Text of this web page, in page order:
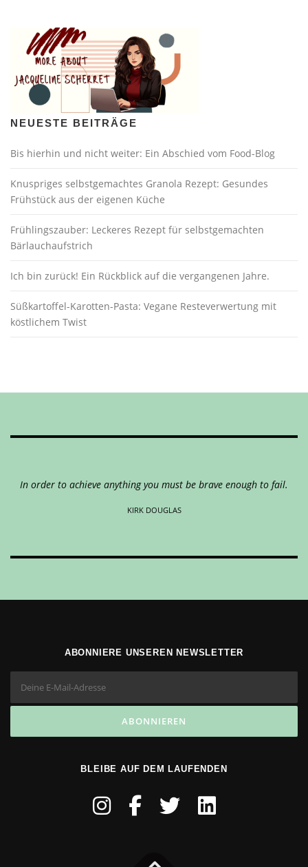
NEUESTE BEITRÄGE
Bis hierhin und nicht weiter: Ein Abschied vom Food-Blog
Knuspriges selbstgemachtes Granola Rezept: Gesundes
Frühstück aus der eigenen Küche
Frühlingszauber: Leckeres Rezept für selbstgemachten
Bärlauchaufstrich
Ich bin zurück! Ein Rückblick auf die vergangenen Jahre.
Süßkartoffel-Karotten-Pasta: Vegane Resteverwertung mit
köstlichem Twist
In order to achieve anything you must be brave enough to fail.
KIRK DOUGLAS
ABONNIERE UNSEREN NEWSLETTER
BLEIBE AUF DEM LAUFENDEN